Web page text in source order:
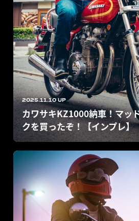
2025.11.10 UP
カワサキKZ1000納車！マッ
クを買ったぞ！【インプレ】